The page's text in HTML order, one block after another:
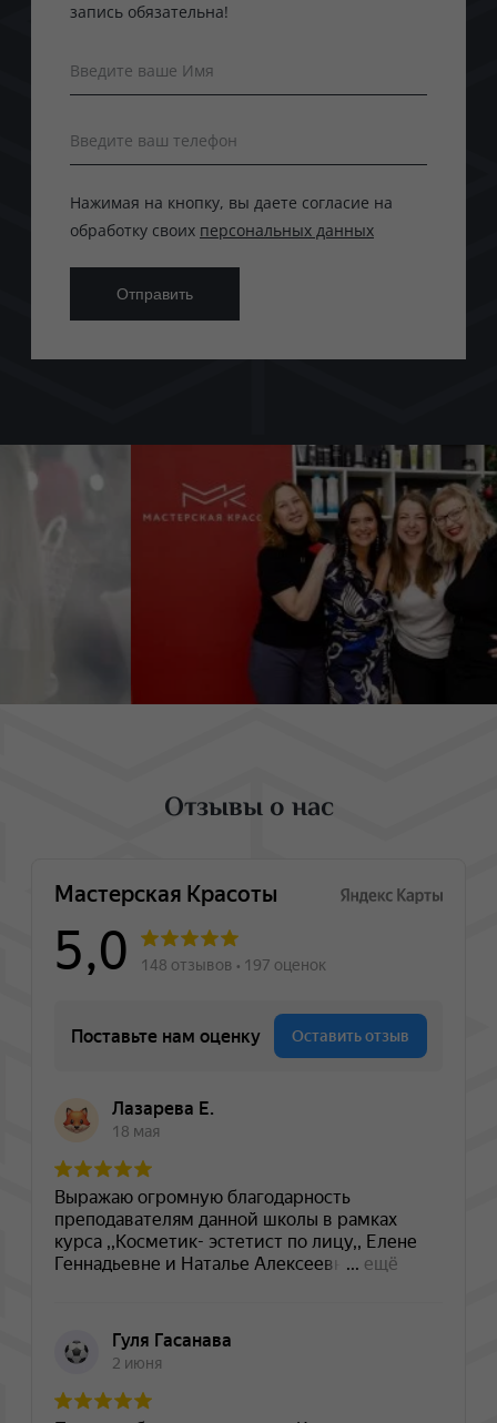
запись обязательна!
Введите ваше Имя
Введите ваш телефон
Нажимая на кнопку, вы даете согласие на
обработку своих персональных данных
Отзывы о нас